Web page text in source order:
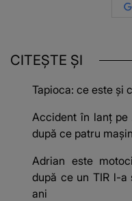
CITEȘTE ȘI
Tapioca: ce este și
Accident în lanț pe
după ce patru
Adrian este
după ce un TIR l-
ani